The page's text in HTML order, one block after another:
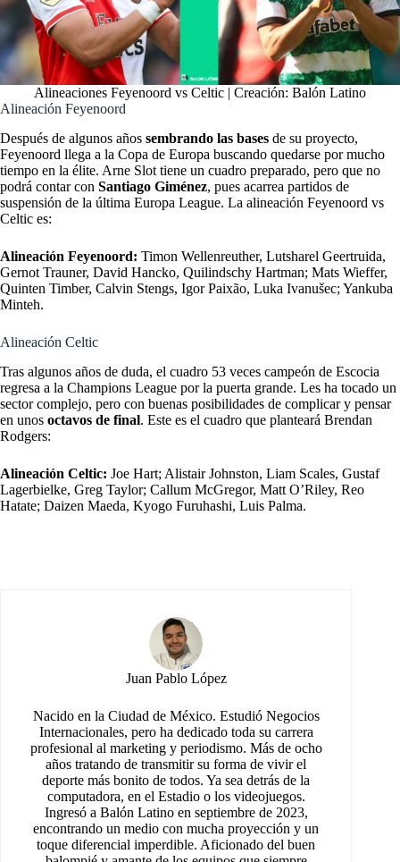
Alineaciones Feyenoord vs Celtic | Creación: Balón Latino
Alineación Feyenoord
Después de algunos años sembrando las bases de su proyecto,
Feyenoord llega a la Copa de Europa buscando quedarse por mucho
tiempo en la élite. Arne Slot tiene un cuadro preparado, pero que no
podrá contar con Santiago Giménez, pues acarrea partidos de
suspensión de la última Europa League. La alineación Feyenoord vs
Celtic es:
Alineación Feyenoord: Timon Wellenreuther, Lutsharel Geertruida,
Gernot Trauner, David Hancko, Quilindschy Hartman; Mats Wieffer,
Quinten Timber, Calvin Stengs, Igor Paixão, Luka Ivanušec; Yankuba
Minteh.
Alineación Celtic
Tras algunos años de duda, el cuadro 53 veces campeón de Escocia
regresa a la Champions League por la puerta grande. Les ha tocado un
sector complejo, pero con buenas posibilidades de complicar y pensar
en unos octavos de final. Este es el cuadro que planteará Brendan
Rodgers:
Alineación Celtic: Joe Hart; Alistair Johnston, Liam Scales, Gustaf
Lagerbielke, Greg Taylor; Callum McGregor, Matt O’Riley, Reo
Hatate; Daizen Maeda, Kyogo Furuhashi, Luis Palma.
Juan Pablo López
Nacido en la Ciudad de México. Estudió Negocios
Internacionales, pero ha dedicado toda su carrera
profesional al marketing y periodismo. Más de ocho
años tratando de transmitir su forma de vivir el
deporte más bonito de todos. Ya sea detrás de la
computadora, en el Estadio o los videojuegos.
Ingresó a Balón Latino en septiembre de 2023,
encontrando un medio con mucha proyección y un
toque diferencial imperdible. Aficionado del buen